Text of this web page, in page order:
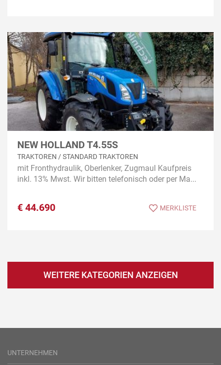
NEW HOLLAND T4.55S
TRAKTOREN / STANDARD TRAKTOREN
mit Fronthydraulik, Oberlenker, Zugmaul Kaufpreis
inkl. 13% Mwst. Wir bitten telefonisch oder per Ma...
€ 44.690 MERKLISTE
WEITERE KATEGORIEN ANZEIGEN
UNTERNEHMEN